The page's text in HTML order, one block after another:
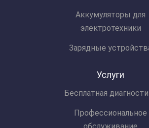
Аккумуляторы для
электротехники
Зарядные
Услуги
Бесплатная
Профессиональное